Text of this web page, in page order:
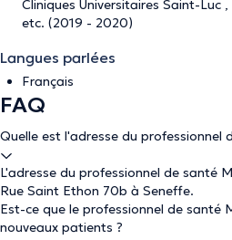
Cliniques Universitaires Saint-Luc
etc. (2019 - 2020)
Langues parlées
Français
FAQ
Quelle est l'adresse du professionnel
L'adresse du professionnel de santé
Rue Saint Ethon 70b à Seneffe.
Est-ce que le professionnel de santé
nouveaux patients ?